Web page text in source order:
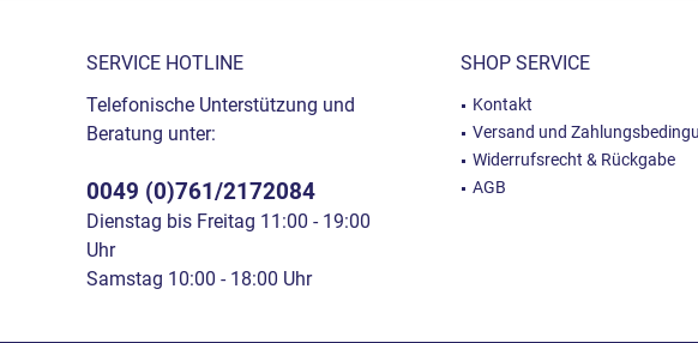
SERVICE HOTLINE
Telefonische Unterstützung und
Beratung unter:
0049 (0)761/2172084
Dienstag bis Freitag 11:00 - 19:00
Uhr
Samstag 10:00 - 18:00 Uhr
SHOP SERVICE
Kontakt
Versand und
Widerrufsrecht & Rückgabe
AGB